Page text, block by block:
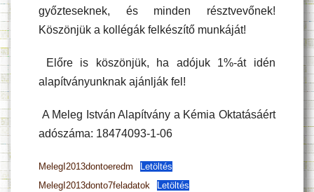
győzteseknek, és minden résztvevőnek!
Köszönjük a kollégák felkészítő munkáját!
Előre is köszönjük, ha adójuk 1%-át idén
alapítványunknak ajánlják fel!
A Meleg István Alapítvány a Kémia Oktatásáért
adószáma: 18474093-1-06
MelegI2013dontoeredm
Letöltés
MelegI2013donto7feladatok
Letöltés